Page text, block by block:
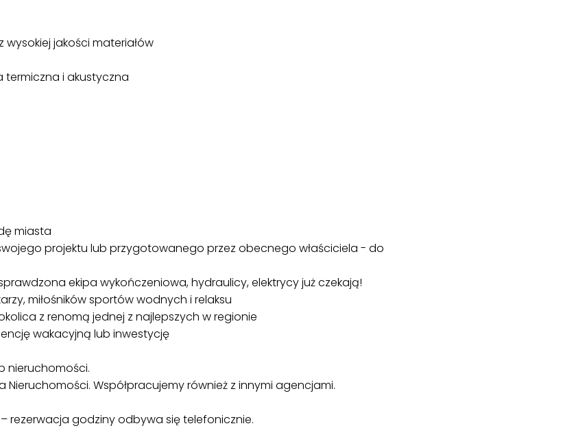
jakości materiałów
termiczna i akustyczna
miasta
projektu lub przygotowanego przez obecnego właściciela - do
ekipa wykończeniowa, hydraulicy, elektrycy już czekają!
miłośników sportów wodnych i relaksu
z renomą jednej z najlepszych w regionie
wakacyjną lub inwestycję
nieruchomości.
Współpracujemy również z innymi agencjami.
rezerwacja godziny odbywa się telefonicznie.